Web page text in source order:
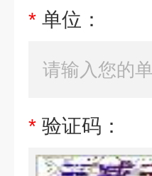
* 单位：
* 验证码：